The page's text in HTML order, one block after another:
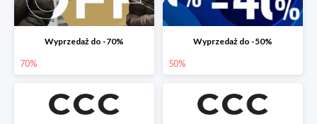
Wyprzedaż do -70%
70%
Wyprzedaż do -50%
50%